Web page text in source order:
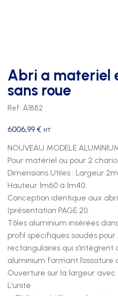
Abri a materiel
sans roue
Ref. A1882
6006,99 € HT
NOUVEAU MODELE
Pour matériel ou pour 2
Dimensions Utiles : Largeur
Hauteur 1m60 à 1m40.
Conception identique aux
(présentation PAGE 21).
Tôles aluminium insérées
profil spécifiques soudés
rectangulaires qui s’intègrent
aluminium formant l’ossature
Ouverture sur la largeur
L’unité